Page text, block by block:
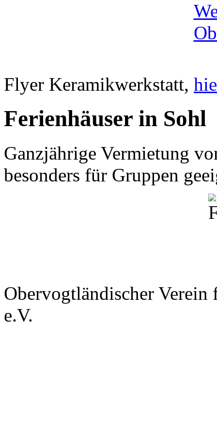
Flyer Keramikwerkstatt,
Ferienhäuser in Sohl
Ganzjährige Vermietung
besonders für Gruppen
Obervogtländischer
e.V.